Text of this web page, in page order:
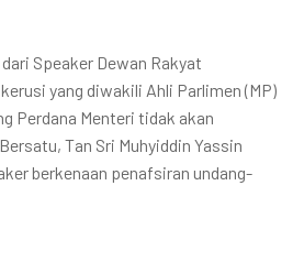
Speaker Dewan Rakyat
yang diwakili Ahli Parlimen (MP)
Perdana Menteri tidak akan
Tan Sri Muhyiddin Yassin
berkenaan penafsiran undang-